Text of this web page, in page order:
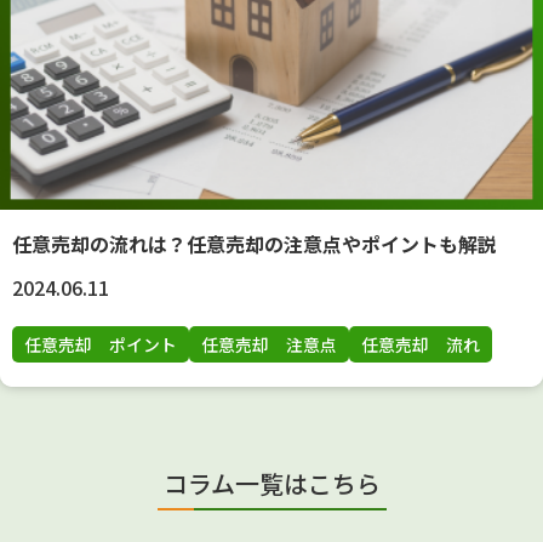
任意売却の流れは？任意売却の注意点やポイントも解説
2024.06.11
任意売却 ポイント 任意売却 注意点 任意売却 流れ
コラム一覧はこちら